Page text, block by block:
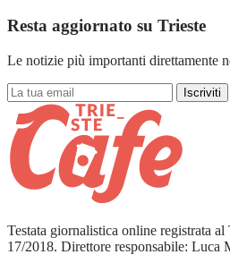
Resta aggiornato su Trieste
Le notizie più importanti direttamente
Iscriviti
Testata giornalistica online registrata
17/2018. Direttore responsabile: Luca